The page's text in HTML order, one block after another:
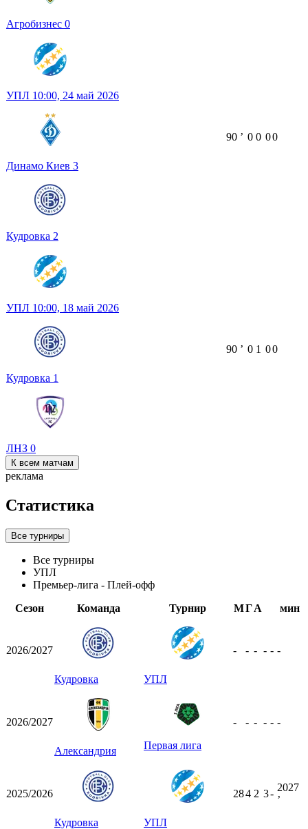
Агробизнес 0
УПЛ 10:00, 24 май 2026
Динамо Киев 3
Кудровка 2
90 ʼ 0 0 00
УПЛ 10:00, 18 май 2026
Кудровка 1
ЛНЗ 0
90 ʼ 0 1 00
К всем матчам
реклама
Статистика
Все турниры
Все турниры
УПЛ
Премьер-лига - Плей-офф
Сезон
Команда Турнир МГА мин
2026/2027
Кудровка УПЛ
- - - - - -
2026/2027
Александрия Первая лига
- - - - - -
2025/2026
Кудровка УПЛ
284 2 3-
2027
ʼ